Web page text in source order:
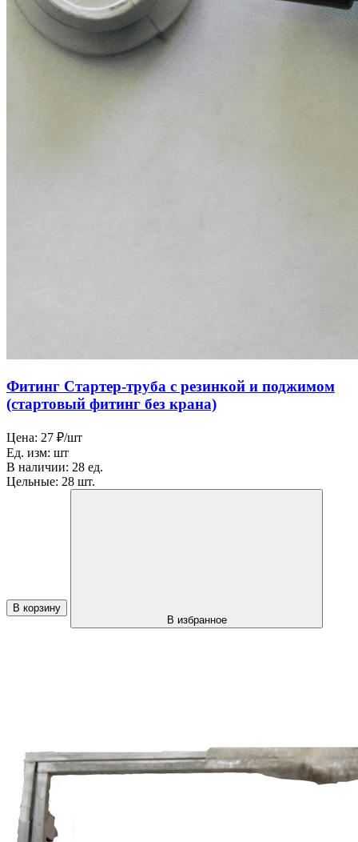
Фитинг Стартер-труба с резинкой и поджимом
(стартовый фитинг без крана)
Цена: 27 ₽/шт
Ед. изм: шт
В наличии: 28 ед.
Цельные: 28 шт.
В корзину
В избранное